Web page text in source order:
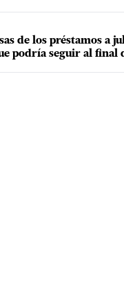
de los préstamos a
podría seguir al final